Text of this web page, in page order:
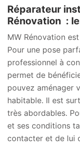
Réparateur
Rénovation :
MW Rénovation
Pour une pose
professionnel à
permet de
pouvez aménager
habitable. Il est
très abordables.
et ses conditions
contacter et de lui